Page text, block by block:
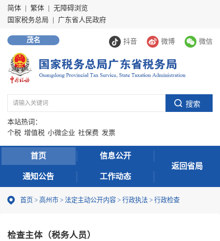
简体 繁体
无障碍浏览
国家税务总局
广东省人民政府
抖音 微博 微信
茂名
本站热词：
个税 增值税 小微企业 社保费 发票
首页 信息公开
通知公告 工作动态
返回省局
首页 > 高州市 > 法定主动公开内容 > 行政执法 > 行政检查
检查主体（税务人员）